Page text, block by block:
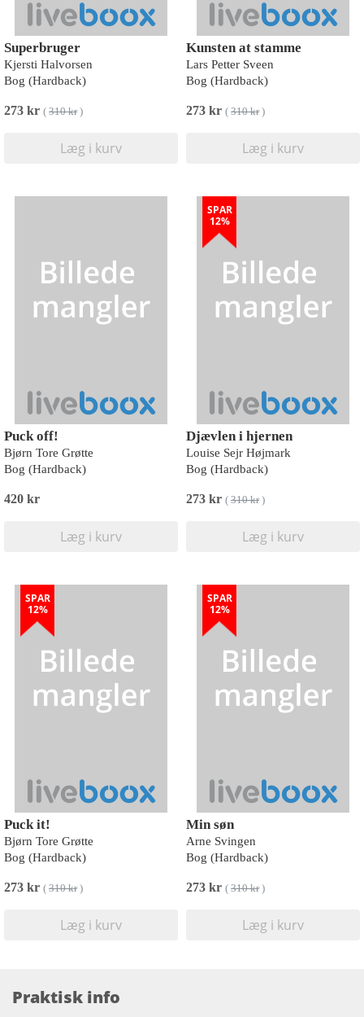
Superbruger
Kjersti Halvorsen
Bog (Hardback)
273 kr ( 310 kr)
Læg i kurv
Kunsten at stamme
Lars Petter Sveen
Bog (Hardback)
273 kr ( 310 kr)
Læg i kurv
Puck off!
Bjørn Tore Grøtte
Bog (Hardback)
420 kr
Læg i kurv
SPAR
12%
Djævlen i hjernen
Louise Sejr Højmark
Bog (Hardback)
273 kr ( 310 kr)
Læg i kurv
SPAR
12%
Puck it!
Bjørn Tore Grøtte
Bog (Hardback)
273 kr ( 310 kr)
Læg i kurv
SPAR
12%
Min søn
Arne Svingen
Bog (Hardback)
273 kr ( 310 kr)
Læg i kurv
Praktisk info